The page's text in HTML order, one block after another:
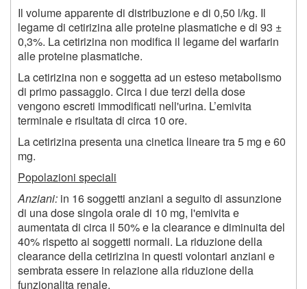
Il volume apparente di distribuzione e di 0,50 l/kg. Il
legame di cetirizina alle proteine plasmatiche e di 93 ±
0,3%. La cetirizina non modifica il legame del warfarin
alle proteine plasmatiche.
La cetirizina non e soggetta ad un esteso metabolismo
di primo passaggio. Circa i due terzi della dose
vengono escreti immodificati nell'urina. L’emivita
terminale e risultata di circa 10 ore.
La cetirizina presenta una cinetica lineare tra 5 mg e 60
mg.
Popolazioni speciali
Anziani: in 16 soggetti anziani a seguito di assunzione
di una dose singola orale di 10 mg, l'emivita e
aumentata di circa il 50% e la clearance e diminuita del
40% rispetto ai soggetti normali. La riduzione della
clearance della cetirizina in questi volontari anziani e
sembrata essere in relazione alla riduzione della
funzionalita renale.